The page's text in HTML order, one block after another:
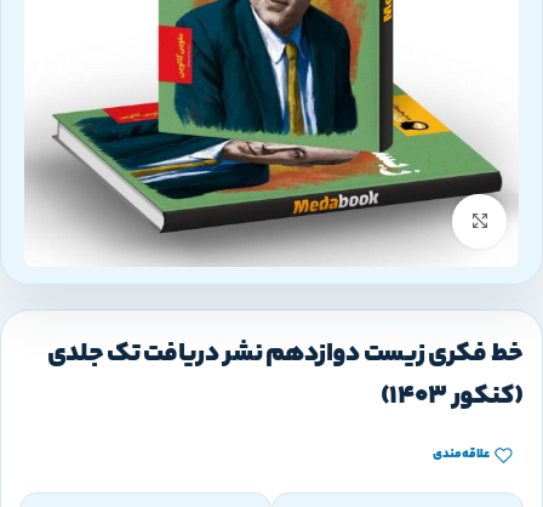
بزرگنمایی تصویر
خط فکری زیست دوازدهم نشر دریافت تک جلدی
(کنکور 1403)
علاقه‌مندی